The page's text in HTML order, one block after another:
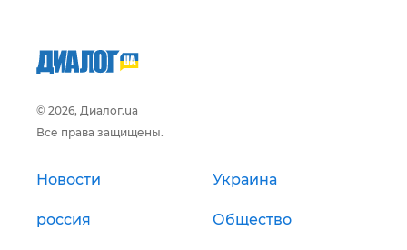
© 2026, Диалог.ua
Все права защищены.
Новости Украина
россия Общество